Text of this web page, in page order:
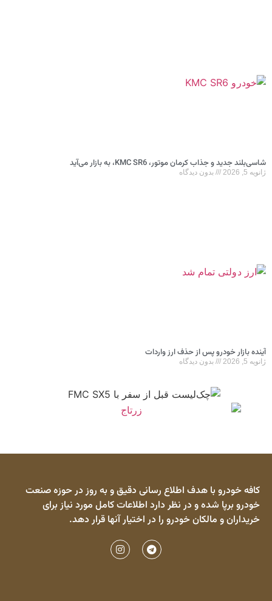
شاسی‌بلند جدید و جذاب کرمان موتور، KMC SR6، به بازار می‌آید
ژانویه 5, 2026 بدون دیدگاه
آینده بازار خودرو پس از حذف ارز واردات
ژانویه 5, 2026 بدون دیدگاه
کافه خودرو با هدف اطلاع رسانی دقیق و به روز در حوزه صنعت
خودرو برپا شده و در نظر دارد اطلاعات کامل مورد نیاز برای
خریداران و مالکان خودرو را در اختیار آنها قرار دهد.